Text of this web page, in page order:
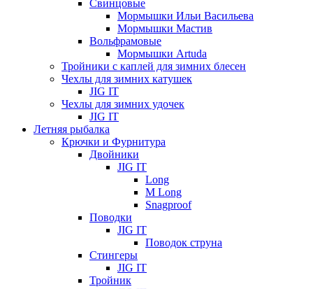
Свинцовые
Мормышки Ильи Васильева
Мормышки Мастив
Вольфрамовые
Мормышки Artuda
Тройники с каплей для зимних блесен
Чехлы для зимних катушек
JIG IT
Чехлы для зимних удочек
JIG IT
Летняя рыбалка
Крючки и Фурнитура
Двойники
JIG IT
Long
M Long
Snagproof
Поводки
JIG IT
Поводок струна
Стингеры
JIG IT
Тройник